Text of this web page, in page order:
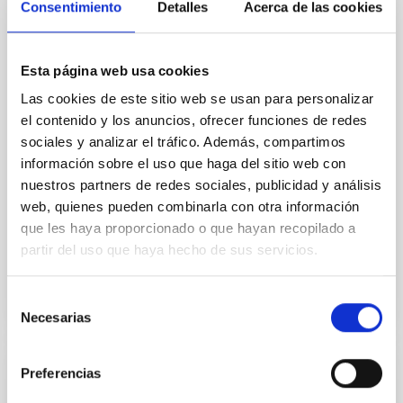
Consentimiento Detalles Acerca de las cookies
Esta página web usa cookies
Las cookies de este sitio web se usan para personalizar
el contenido y los anuncios, ofrecer funciones de redes
sociales y analizar el tráfico. Además, compartimos
información sobre el uso que haga del sitio web con
nuestros partners de redes sociales, publicidad y análisis
web, quienes pueden combinarla con otra información
que les haya proporcionado o que hayan recopilado a
partir del uso que haya hecho de sus servicios.
Necesarias
Preferencias
field orientation of star-forming dense cores and the
instead, however, that the orientation of cores and
their angular momentum vectors appear random
with respect to the larger-scale magnetic
Yin, Sean et al.
Fecha de publicación: 5 2026
BIBCODE 2026APJ..1003...83Y
CON ÁRBITRO